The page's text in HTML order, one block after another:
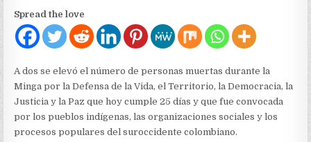
DEJA
DOS
VÍCTIMAS,
RESPONDERÁ?
Spread the love
A dos se elevó el número de personas muertas durante la
Minga por la Defensa de la Vida, el Territorio, la Democracia, la
Justicia y la Paz que hoy cumple 25 días y que fue convocada
por los pueblos indígenas, las organizaciones sociales y los
procesos populares del suroccidente colombiano.